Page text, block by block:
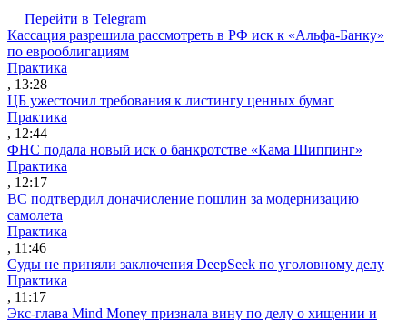
Перейти в Telegram
Кассация разрешила рассмотреть в РФ иск к «Альфа-Банку»
по еврооблигациям
Практика
, 13:28
ЦБ ужесточил требования к листингу ценных бумаг
Практика
, 12:44
ФНС подала новый иск о банкротстве «Кама Шиппинг»
Практика
, 12:17
ВС подтвердил доначисление пошлин за модернизацию
самолета
Практика
, 11:46
Суды не приняли заключения DeepSeek по уголовному делу
Практика
, 11:17
Экс-глава Mind Money признала вину по делу о хищении и